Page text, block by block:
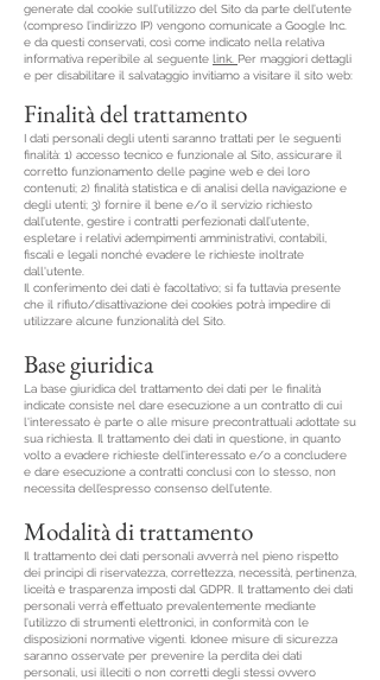
generate dal cookie sull’utilizzo del Sito da parte dell’utente
(compreso l’indirizzo IP) vengono comunicate a Google Inc.
e da questi conservati, così come indicato nella relativa
informativa reperibile al seguente link. Per maggiori dettagli
e per disabilitare il salvataggio invitiamo a visitare il sito web:
Finalità del trattamento
I dati personali degli utenti saranno trattati per le seguenti
finalità: 1) accesso tecnico e funzionale al Sito, assicurare il
corretto funzionamento delle pagine web e dei loro
contenuti; 2) finalità statistica e di analisi della navigazione e
degli utenti; 3) fornire il bene e/o il servizio richiesto
dall’utente, gestire i contratti perfezionati dall’utente,
espletare i relativi adempimenti amministrativi, contabili,
fiscali e legali nonché evadere le richieste inoltrate
dall'utente.
Il conferimento dei dati è facoltativo; si fa tuttavia presente
che il rifiuto/disattivazione dei cookies potrà impedire di
utilizzare alcune funzionalità del Sito.
Base giuridica
La base giuridica del trattamento dei dati per le finalità
indicate consiste nel dare esecuzione a un contratto di cui
l'interessato è parte o alle misure precontrattuali adottate su
sua richiesta. Il trattamento dei dati in questione, in quanto
volto a evadere richieste dell’interessato e/o a concludere
e dare esecuzione a contratti conclusi con lo stesso, non
necessita dell’espresso consenso dell’utente.
Modalità di trattamento
Il trattamento dei dati personali avverrà nel pieno rispetto
dei principi di riservatezza, correttezza, necessità, pertinenza,
liceità e trasparenza imposti dal GDPR. Il trattamento dei dati
personali verrà effettuato prevalentemente mediante
l’utilizzo di strumenti elettronici, in conformità con le
disposizioni normative vigenti. Idonee misure di sicurezza
saranno osservate per prevenire la perdita dei dati
personali, usi illeciti o non corretti degli stessi ovvero